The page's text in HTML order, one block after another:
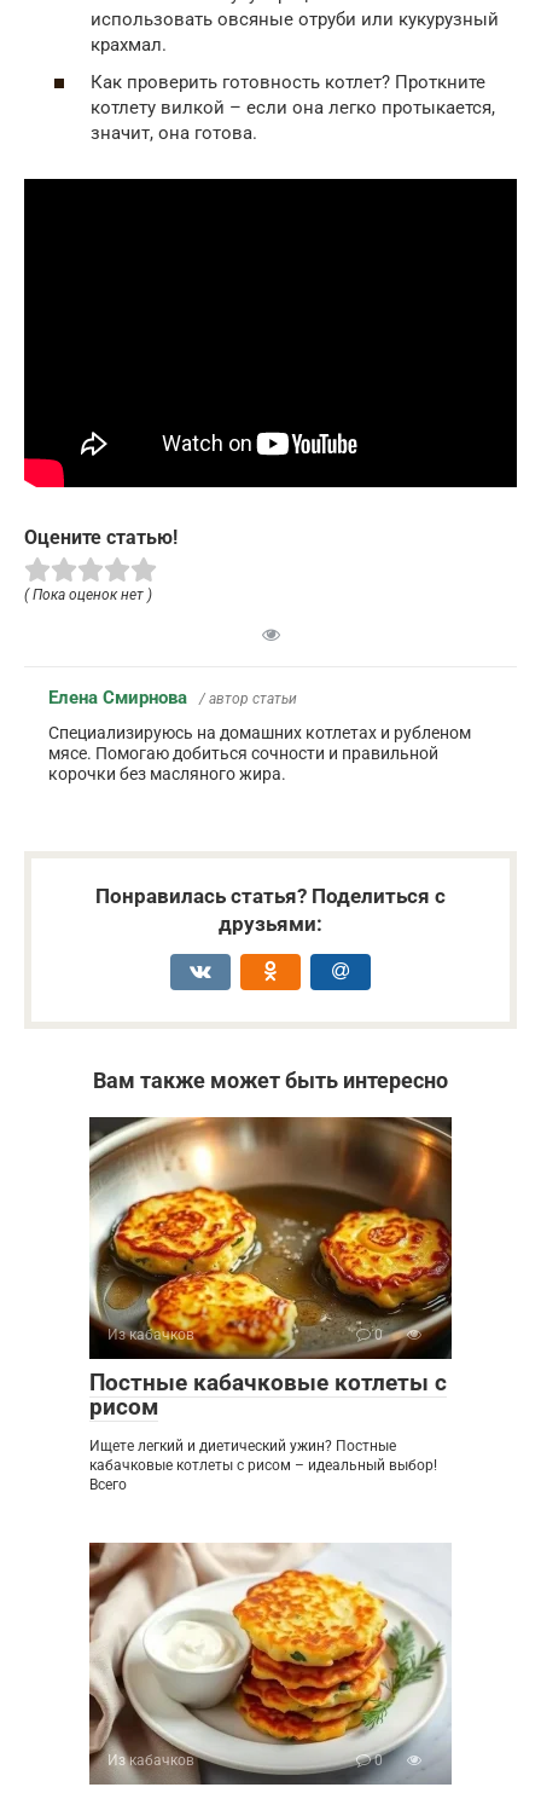
использовать овсяные отруби или кукурузный
крахмал.
Как проверить готовность котлет? Проткните
котлету вилкой – если она легко протыкается,
значит, она готова.
Оцените статью!
( Пока оценок нет )
Елена Смирнова / автор статьи
Специализируюсь на домашних котлетах и рубленом
мясе. Помогаю добиться сочности и правильной
корочки без масляного жира.
Понравилась статья? Поделиться с
друзьями:
Вам также может быть интересно
Из кабачков 0
Постные кабачковые котлеты с
рисом
Ищете легкий и диетический ужин? Постные
кабачковые котлеты с рисом – идеальный выбор!
Всего
Из кабачков 0